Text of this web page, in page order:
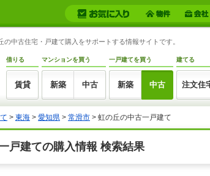
中古住宅・戸建て購入をサポートする情報サイトです。
借りる
賃貸
マンションを買う
新築 中古
一戸建てを買う
新築 中古
建てる
注文住
> 東海 > 愛知県 > 常滑市 > 虹の丘の中古一戸建て
戸建ての購入情報 検索結果